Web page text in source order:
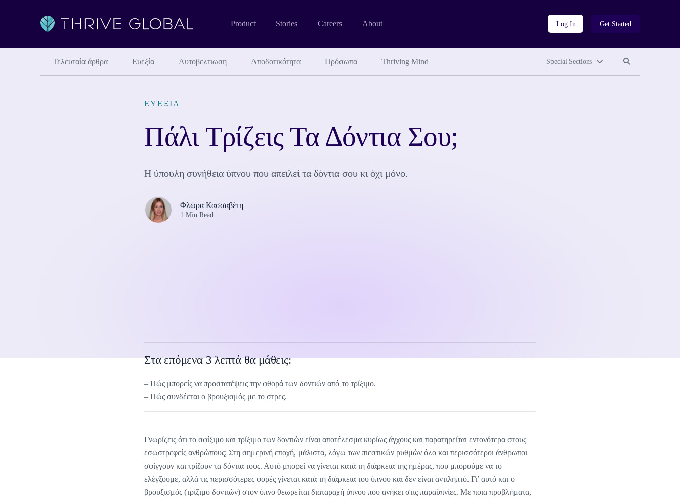
Product Stories Careers About Log In Get Started
Τελευταία άρθρα Ευεξία Αυτοβελτιωση Αποδοτικότητα Πρόσωπα Thriving Mind Special Sections Search site
ΕΥΕΞΊΑ
Πάλι Τρίζεις Τα Δόντια Σου;
Η ύπουλη συνήθεια ύπνου που απειλεί τα δόντια σου κι όχι μόνο.
Φλώρα Κασσαβέτη
1 Min Read
Στα επόμενα 3 λεπτά θα μάθεις:
– Πώς μπορείς να προστατέψεις την φθορά των δοντιών από το τρίξιμο.
– Πώς συνδέεται ο βρουξισμός με το στρες.
Γνωρίζεις ότι το σφίξιμο και τρίξιμο των δοντιών είναι αποτέλεσμα κυρίως άγχους και παρατηρείται εντονότερα στους
εσωστρεφείς ανθρώπους; Στη σημερινή εποχή, μάλιστα, λόγω των πιεστικών ρυθμών όλο και περισσότεροι άνθρωποι
σφίγγουν και τρίζουν τα δόντια τους. Αυτό μπορεί να γίνεται κατά τη διάρκεια της ημέρας, που μπορούμε να το
ελέγξουμε, αλλά τις περισσότερες φορές γίνεται κατά τη διάρκεια του ύπνου και δεν είναι αντιληπτό. Γι’ αυτό και ο
βρουξισμός (τρίξιμο δοντιών) στον ύπνο θεωρείται διαταραχή ύπνου που ανήκει στις παραϋπνίες. Με ποια προβλήματα,